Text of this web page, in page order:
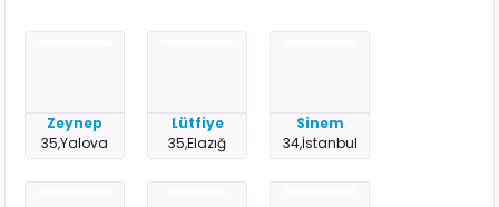
Zeynep
35,Yalova
Lütfiye
35,Elazığ
Sinem
34,İstanbul